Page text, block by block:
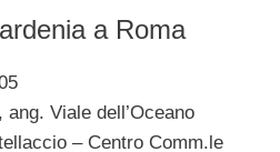
a Roma
Viale dell’Oceano
– Centro Comm.le